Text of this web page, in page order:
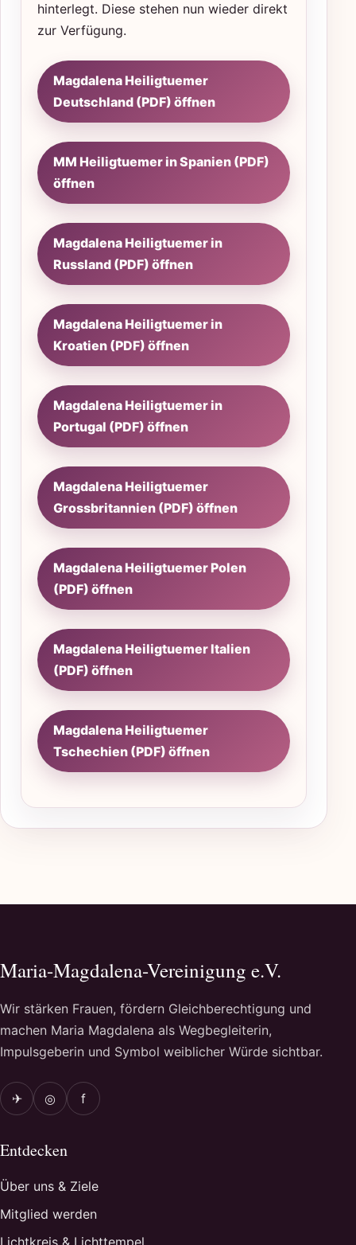
hinterlegt. Diese stehen nun wieder direkt
zur Verfügung.
Magdalena Heiligtuemer
Deutschland (PDF) öffnen
MM Heiligtuemer in Spanien (PDF)
öffnen
Magdalena Heiligtuemer in
Russland (PDF) öffnen
Magdalena Heiligtuemer in
Kroatien (PDF) öffnen
Magdalena Heiligtuemer in
Portugal (PDF) öffnen
Magdalena Heiligtuemer
Grossbritannien (PDF) öffnen
Magdalena Heiligtuemer Polen
(PDF) öffnen
Magdalena Heiligtuemer Italien
(PDF) öffnen
Magdalena Heiligtuemer
Tschechien (PDF) öffnen
Maria-Magdalena-Vereinigung e.V.
Wir stärken Frauen, fördern Gleichberechtigung und
machen Maria Magdalena als Wegbegleiterin,
Impulsgeberin und Symbol weiblicher Würde sichtbar.
✈ ◎ f
Entdecken
Über uns & Ziele
Mitglied werden
Lichtkreis & Lichttempel